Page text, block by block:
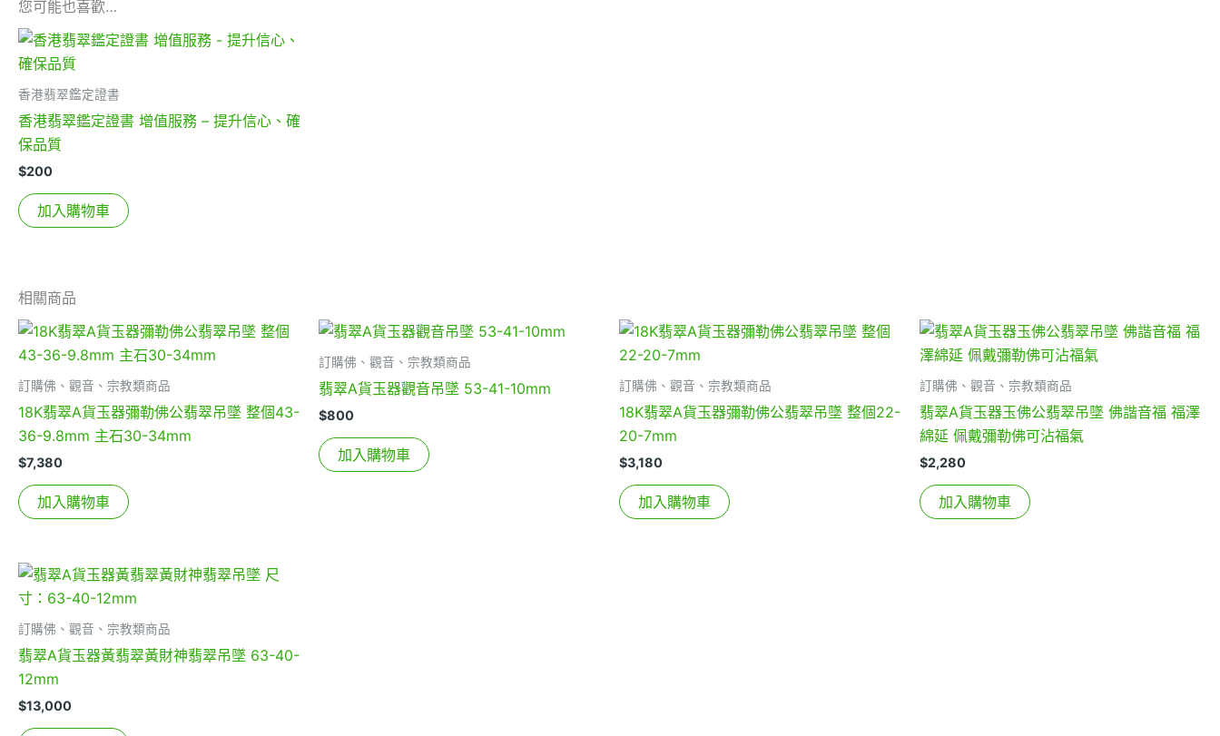
您可能也喜歡…
香港翡翠鑑定證書
香港翡翠鑑定證書 增值服務 – 提升信心、確
保品質
$200
加入購物車
相關商品
訂購佛、觀音、宗教類商品
18K翡翠A貨玉器彌勒佛公翡翠吊墜 整個43-
36-9.8mm 主石30-34mm
$7,380
加入購物車
訂購佛、觀音、宗教類商品
翡翠A貨玉器觀音吊墜 53-41-10mm
$800
加入購物車
訂購佛、觀音、宗教類商品
18K翡翠A貨玉器彌勒佛公翡翠吊墜 整個22-
20-7mm
$3,180
加入購物車
訂購佛、觀音、宗教類商品
翡翠A貨玉器玉佛公翡翠吊墜 佛諧音福 福澤
綿延 佩戴彌勒佛可沾福氣
$2,280
加入購物車
訂購佛、觀音、宗教類商品
翡翠A貨玉器黃翡翠黃財神翡翠吊墜 63-40-
12mm
$13,000